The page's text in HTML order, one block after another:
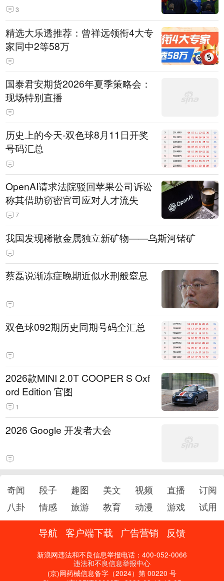
3
精选大乐透推荐：曾祥远领衔4大专
家同中2等58万
国泰君安期货2026年夏季策略会：
现场特别直播
历史上的今天-双色球8月11日开奖
号码汇总
OpenAI请求法院驳回苹果公司诉讼
称其借助窃密官司应对人才流失
7
我国发现稀散金属独立新矿物——乌斯河锗矿
蔡磊说渐冻症晚期近似水刑般窒息
双色球092期历史同期号码全汇总
2026款MINI 2.0T COOPER S Oxf
ord Edition 官图
1
2026 Google 开发者大会
奇闻 段子 趣图 美文 视频 直播
订阅
八卦
情感 旅游 教育 动漫 游戏 试用
导航 客户端下载 广告营销 反馈
新浪网违法和不良信息举报电话：400-052-0066
违法和不良信息举报中心
(京)网药械信息备字（2024）第 00220 号